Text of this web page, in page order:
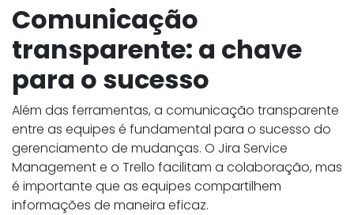
Comunicação
transparente: a chave
para o sucesso
Além das ferramentas, a comunicação transparente
entre as equipes é fundamental para o sucesso do
gerenciamento de mudanças. O Jira Service
Management e o Trello facilitam a colaboração, mas
é importante que as equipes compartilhem
informações de maneira eficaz.